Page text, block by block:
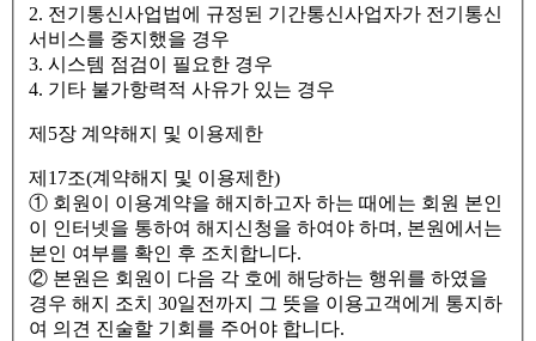
2. 전기통신사업법에 규정된 기간통신사업자가 전기통신
서비스를 중지했을 경우
3. 시스템 점검이 필요한 경우
4. 기타 불가항력적 사유가 있는 경우
제5장 계약해지 및 이용제한
제17조(계약해지 및 이용제한)
① 회원이 이용계약을 해지하고자 하는 때에는 회원 본인
이 인터넷을 통하여 해지신청을 하여야 하며, 본원에서는
본인 여부를 확인 후 조치합니다.
② 본원은 회원이 다음 각 호에 해당하는 행위를 하였을
경우 해지 조치 30일전까지 그 뜻을 이용고객에게 통지하
여 의견 진술할 기회를 주어야 합니다.